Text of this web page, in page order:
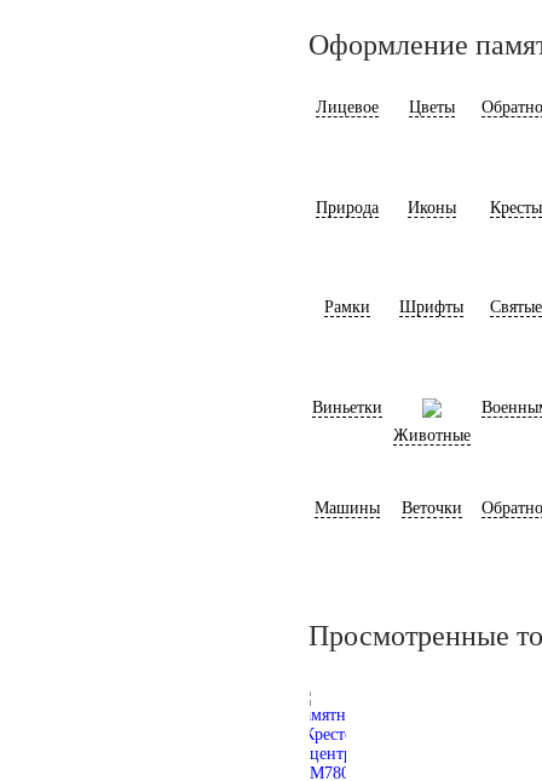
Оформление
Лицевое Цветы
Природа Иконы Кресты
Рамки Шрифты Святые
Виньетки
Животные
Машины Веточки
Просмотренные